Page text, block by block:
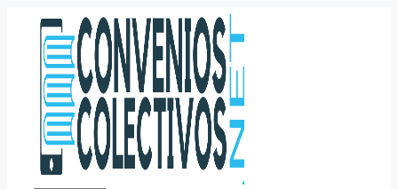
contenido